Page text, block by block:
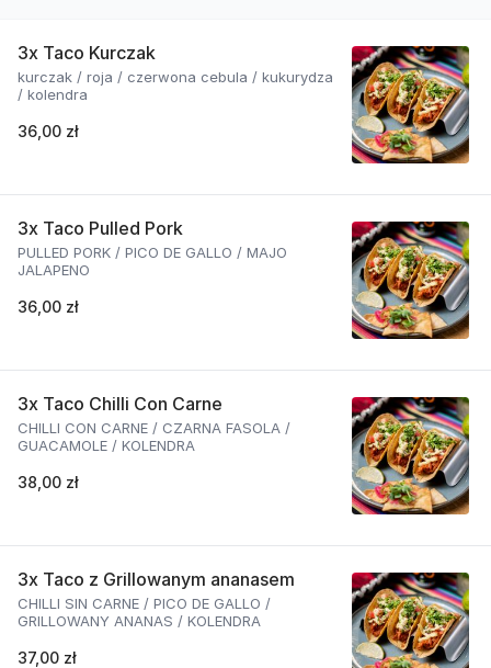
3x Taco Kurczak
kurczak / roja / czerwona cebula / kukurydza
/ kolendra
36,00 zł
3x Taco Pulled Pork
PULLED PORK / PICO DE GALLO / MAJO
JALAPENO
36,00 zł
3x Taco Chilli Con Carne
CHILLI CON CARNE / CZARNA FASOLA /
GUACAMOLE / KOLENDRA
38,00 zł
3x Taco z Grillowanym ananasem
CHILLI SIN CARNE / PICO DE GALLO /
GRILLOWANY ANANAS / KOLENDRA
37,00 zł